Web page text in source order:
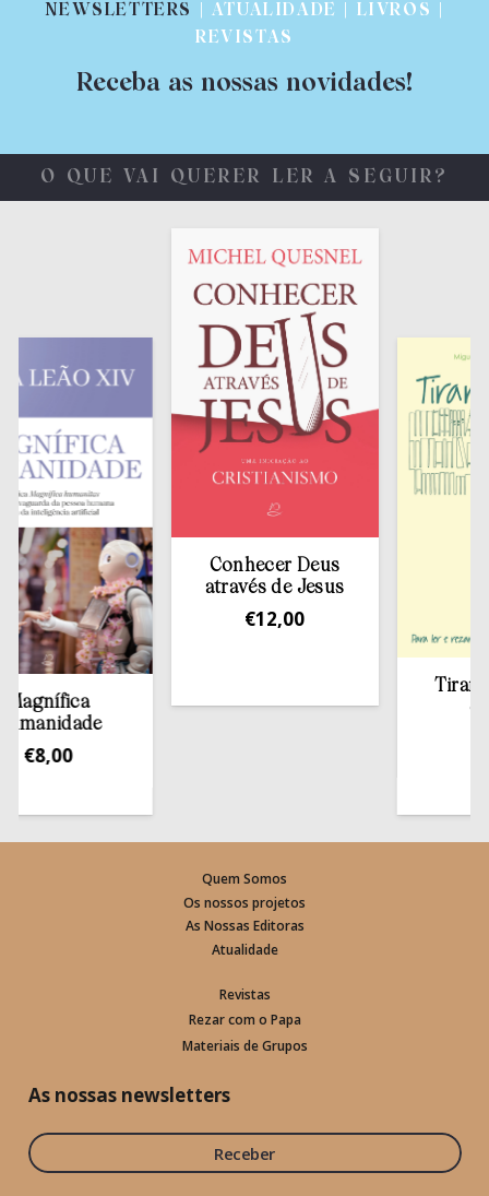
NEWSLETTERS
| ATUALIDADE | LIVROS |
REVISTAS
Receba as nossas novidades!
O QUE VAI QUERER LER A SEGUIR?
8,00
Conhecer Deus
através de Jesus
12,00
Tirar a
Quem Somos
Os nossos projetos
As Nossas Editoras
Atualidade
Revistas
Rezar com o Papa
Materiais de Grupos
As nossas newsletters
Receber